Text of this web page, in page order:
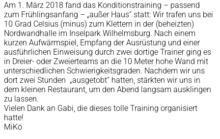
Am 1. März 2018 fand das Konditionstraining – passend
zum Frühlingsanfang – „außer Haus“ statt: Wir trafen uns bei
10 Grad Celsius (minus) zum Klettern in der (beheizten)
Nordwandhalle im Inselpark Wilhelmsburg. Nach einem
kurzen Aufwärmspiel, Empfang der Ausrüstung und einer
ausführlichen Einweisung durch zwei dortige Trainer ging es
in Dreier- oder Zweierteams an die 10 Meter hohe Wand mit
unterschiedlichen Schwierigkeitsgraden. Nachdem wir uns
dort zwei Stunden „ausgetobt“ hatten, stärkten wir uns in
dem kleinen Restaurant, um den Abend langsam ausklingen
zu lassen.
Vielen Dank an Gabi, die dieses tolle Training organisiert
hatte!
MiKö